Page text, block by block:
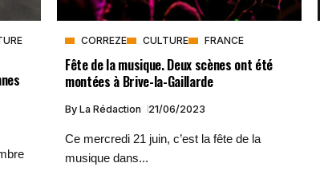
CORREZE CULTURE FRANCE
Fête de la musique. Deux scènes ont été
montées à Brive-la-Gaillarde
By La Rédaction 21/06/2023
Ce mercredi 21 juin, c’est la fête de la
musique dans...